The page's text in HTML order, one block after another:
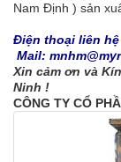
Nam Định ) sản
Điện thoại liên hệ
Mail:
Xin cảm ơn và
Ninh !
CÔNG TY CỔ